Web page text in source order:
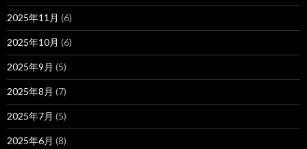
2025年11月 (6)
2025年10月 (6)
2025年9月 (5)
2025年8月 (7)
2025年7月 (5)
2025年6月 (8)